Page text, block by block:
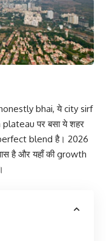
bhai, ये city sirf
पर बसा ये शहर
blend है। 2026
है और यहाँ की growth